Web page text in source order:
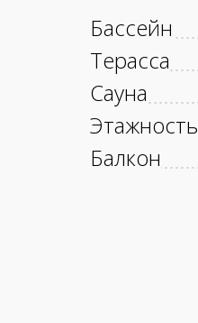
Бассейн
Терасса
Сауна
Этажность
Балкон